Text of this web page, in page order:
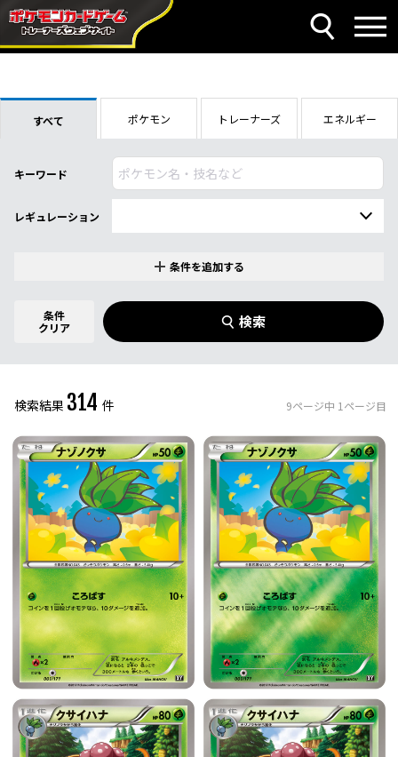
すべて ポケモン トレーナーズ エネルギー
キーワード
レギュレーション
商品名 ハイクラスパック「THE BEST OF XY」
イラストレーター
レアリティ 0件選択中
ミラー仕様のカード 0件選択中
条件を追加する
条件
クリア
検索
検索結果 314 件 9ページ中 1 ページ目